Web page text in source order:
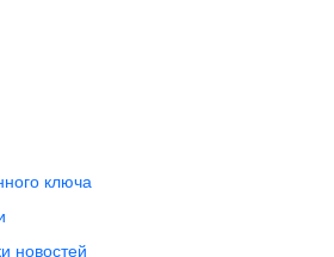
ключа
новостей